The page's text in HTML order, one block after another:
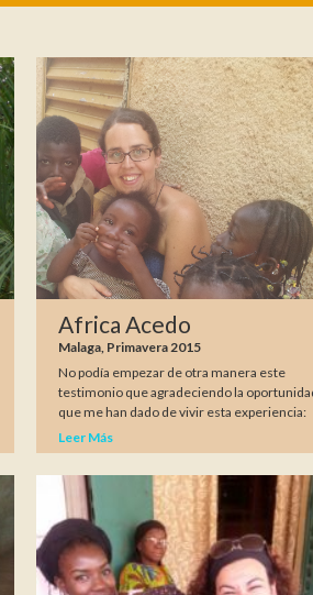
Africa Acedo
Malaga, Primavera 2015
No podía empezar de otra manera este
testimonio que agradeciendo la
que me han dado de vivir esta experiencia:
Leer Más